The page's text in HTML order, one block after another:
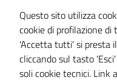
Cookie Policy
Note legali
Dichiarazione di
Piano di miglioramento
Questo sito utilizza
cookie di profilazione
'Accetta tutti' si presta
cliccando sul tasto
soli cookie tecnici. Link